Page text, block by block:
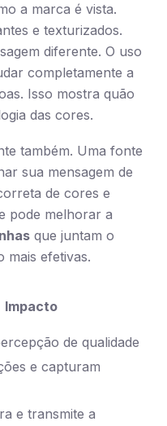
a marca é vista.
e texturizados.
diferente. O uso
completamente a
Isso mostra quão
das cores.
também. Uma fonte
sua mensagem de
de cores e
pode melhorar a
que juntam o
mais efetivas.
Impacto
de qualidade
e capturam
e transmite a